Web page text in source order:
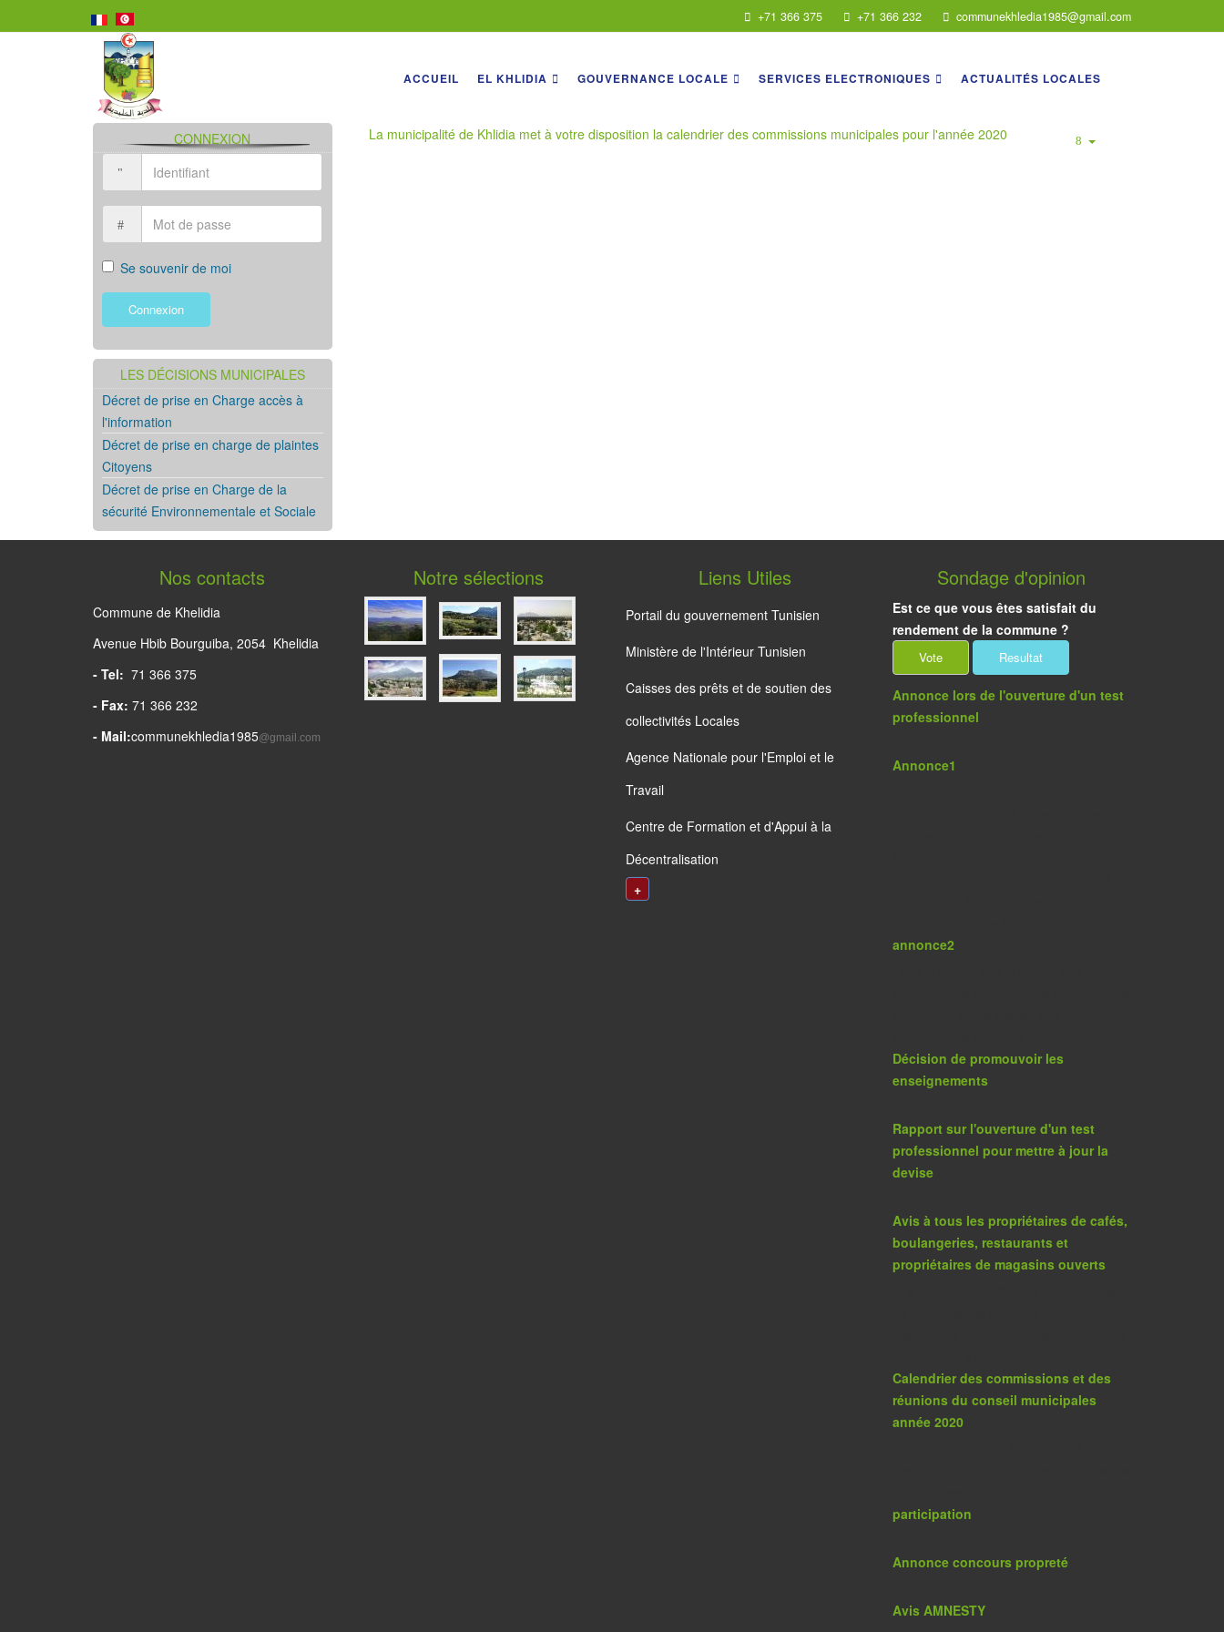
+71 366 375 +71 366 232 communekhledia1985@gmail.com
ACCUEIL EL KHLIDIA GOUVERNANCE LOCALE SERVICES ELECTRONIQUES ACTUALITÉS LOCALES
CONNEXION
Se souvenir de moi
Connexion
LES DÉCISIONS MUNICIPALES
Décret de prise en Charge accès à
l'information
Décret de prise en charge de plaintes
Citoyens
Décret de prise en Charge de la
sécurité Environnementale et Sociale
La municipalité de Khlidia met à votre disposition la calendrier des commissions municipales pour l'année 2020
Nos contacts
Commune de Khelidia
Avenue Hbib Bourguiba, 2054 Khelidia
- Tel: 71 366 375
- Fax: 71 366 232
- Mail:communekhledia1985@gmail.com
Notre sélections Liens Utiles
Portail du gouvernement Tunisien
Ministère de l'Intérieur Tunisien
Caisses des prêts et de soutien des
collectivités Locales
Agence Nationale pour l'Emploi et le
Travail
Centre de Formation et d'Appui à la
Décentralisation
+
Sondage d'opinion
Est ce que vous êtes satisfait du
rendement de la commune ?
Annonce lors de l'ouverture d'un test
professionnel
Annonce1
annonce2
Décision de promouvoir les
enseignements
Rapport sur l'ouverture d'un test
professionnel pour mettre à jour la
devise
Avis à tous les propriétaires de cafés,
boulangeries, restaurants et
propriétaires de magasins ouverts
Calendrier des commissions et des
réunions du conseil municipales
année 2020
participation
Annonce concours propreté
Avis AMNESTY